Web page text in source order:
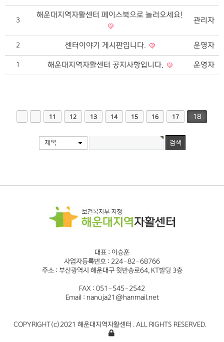
3
해운대지역자활센터 페이스북으로 놀러오세요!
관리자
2 센터이야기 게시판입니다. 운영자
1 해운대지역자활센터 공지사항입니다. 운영자
11 12 13 14 15 16 17 18
제목
대표 : 이승훈
사업자등록번호 : 224-82-68766
주소 : 부산광역시 해운대구 윗반송로64, KT빌딩 3층
FAX : 051-545-2542
Email : nanuja21@hanmail.net
COPYRIGHT(c)2021 해운대지역자활센터 . ALL RIGHTS RESERVED.